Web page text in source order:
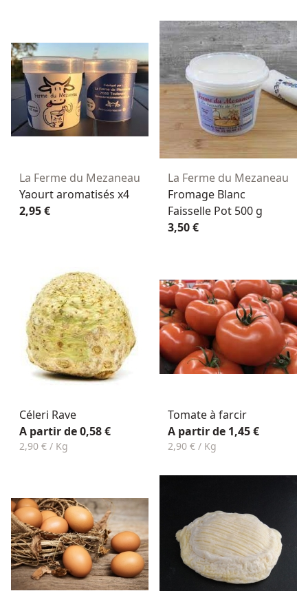
La Ferme du Mezaneau
Yaourt aromatisés x4
2,95 €
La Ferme du Mezaneau
Fromage Blanc
Faisselle Pot 500 g
3,50 €
Céleri Rave
A partir de 0,58 €
2,90 € / Kg
Tomate à farcir
A partir de 1,45 €
2,90 € / Kg